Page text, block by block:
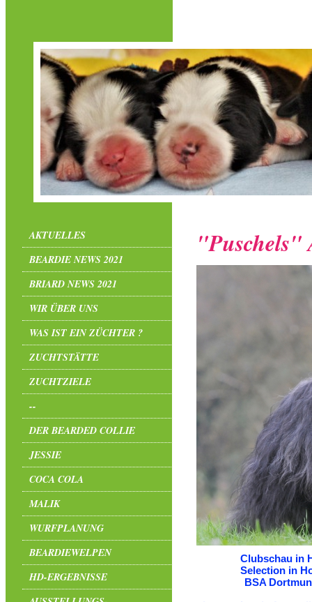
AKTUELLES
BEARDIE NEWS 2021
BRIARD NEWS 2021
WIR ÜBER UNS
WAS IST EIN ZÜCHTER ?
ZUCHTSTÄTTE
ZUCHTZIELE
--
DER BEARDED COLLIE
JESSIE
COCA COLA
MALIK
WURFPLANUNG
BEARDIEWELPEN
HD-ERGEBNISSE
"Puschels"
Clubschau in
Selection in
BSA